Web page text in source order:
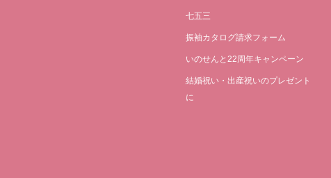
七五三
振袖カタログ請求フォーム
いのせんと22周年キャンペーン
結婚祝い・出産祝いのプレゼント
に